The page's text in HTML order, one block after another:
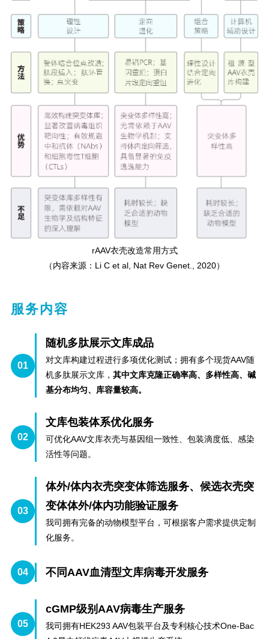
rAAV衣壳改造常用方式
（内容来源： Li C et al, Nat Rev Genet., 2020）
服务内容
01
随机多肽展示文库成品
对文库构建过程进行多项优化测试；拥有多个现货AAV随
机多肽展示文库， 其中文库克隆正确率高、多样性高、碱
基分布均匀、库容量较高。
02
文库包装体系优化服务
可优化AAV文库衣壳与基因组一致性、包装滴度低、感染
活性等问题。
03
体外/体内衣壳突变体筛选服务、候选衣壳突
变体体外/体内功能验证服务
我司拥有完备的动物模型平台，可根据客户需求提供定制
化服务。
04 不同AAV血清型文库病毒开发服务
05
cGMP级别AAV病毒生产服务
我司拥有HEK293 AAV包装平台及专利核心技术One-Bac